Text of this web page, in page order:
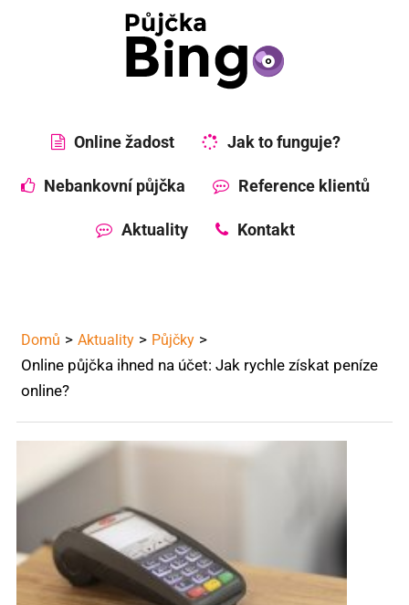
Online žadost Jak to funguje?
Nebankovní půjčka Reference klientů
Aktuality Kontakt
Domů Aktuality Půjčky
Online půjčka ihned na účet: Jak rychle získat peníze
online?